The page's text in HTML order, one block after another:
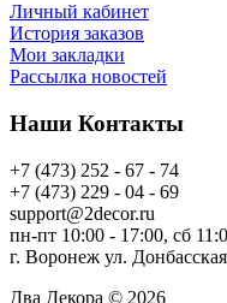
Личный кабинет
История заказов
Мои закладки
Рассылка новостей
Наши Контакты
+7 (473) 252 - 67 - 74
+7 (473) 229 - 04 - 69
support@2decor.ru
пн-пт 10:00 - 17:00, сб
г. Воронеж ул.
Два Декора © 2026